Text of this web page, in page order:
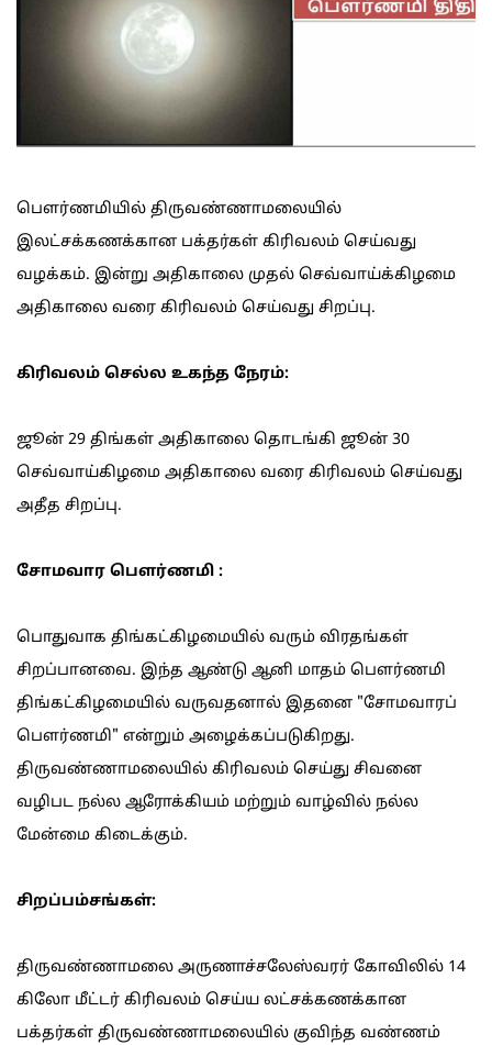
பௌர்ணமியில் திருவண்ணாமலையில்
இலட்சக்கணக்கான பக்தர்கள் கிரிவலம் செய்வது
வழக்கம். இன்று அதிகாலை முதல் செவ்வாய்க்கிழமை
அதிகாலை வரை கிரிவலம் செய்வது சிறப்பு.
கிரிவலம் செல்ல உகந்த நேரம்:
ஜூன் 29 திங்கள் அதிகாலை தொடங்கி ஜூன் 30
செவ்வாய்கிழமை அதிகாலை வரை கிரிவலம் செய்வது
அதீத சிறப்பு.
சோமவார பௌர்ணமி :
பொதுவாக திங்கட்கிழமையில் வரும் விரதங்கள்
சிறப்பானவை. இந்த ஆண்டு ஆனி மாதம் பௌர்ணமி
திங்கட்கிழமையில் வருவதனால் இதனை "சோமவாரப்
பௌர்ணமி" என்றும் அழைக்கப்படுகிறது.
திருவண்ணாமலையில் கிரிவலம் செய்து சிவனை
வழிபட நல்ல ஆரோக்கியம் மற்றும் வாழ்வில் நல்ல
மேன்மை கிடைக்கும்.
சிறப்பம்சங்கள்:
திருவண்ணாமலை அருணாச்சலேஸ்வரர் கோவிலில் 14
கிலோ மீட்டர் கிரிவலம் செய்ய லட்சக்கணக்கான
பக்தர்கள் திருவண்ணாமலையில் குவிந்த வண்ணம்